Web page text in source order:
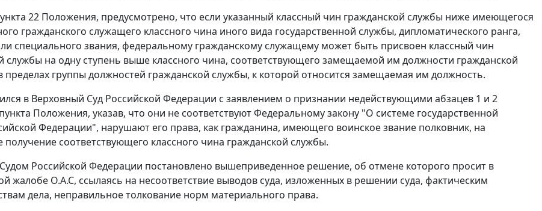
22 Положения, предусмотрено, что если указанный классный чин гражданской службы ниже имеющегося
гражданского служащего классного чина иного вида государственной службы, дипломатического ранга,
специального звания, федеральному гражданскому служащему может быть присвоен классный чин
службы на одну ступень выше классного чина, соответствующего замещаемой им должности гражданской
пределах группы должностей гражданской службы, к которой относится замещаемая им должность.
в Верховный Суд Российской Федерации с заявлением о признании недействующими абзацев 1 и 2
Положения, указав, что они не соответствуют Федеральному закону "О системе государственной
Федерации", нарушают его права, как гражданина, имеющего воинское звание полковник, на
получение соответствующего классного чина гражданской службы.
Российской Федерации постановлено вышеприведенное решение, об отмене которого просит в
жалобе О.А.С, ссылаясь на несоответствие выводов суда, изложенных в решении суда, фактическим
дела, неправильное толкование норм материального права.